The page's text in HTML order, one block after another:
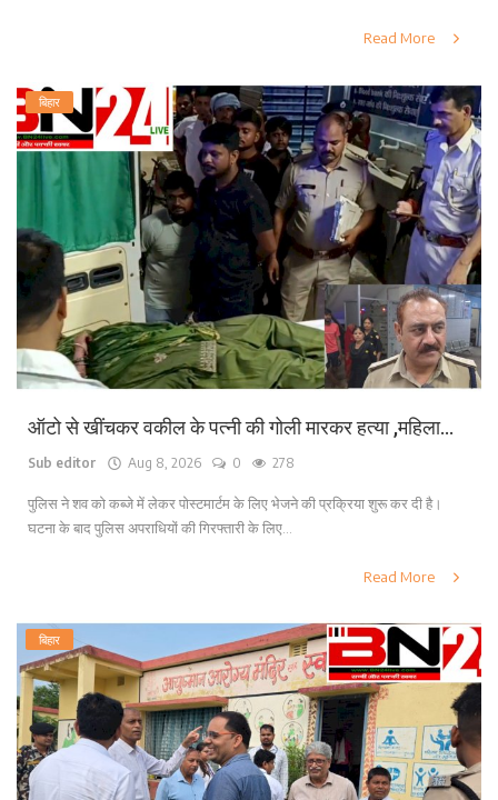
Read More
बिहार
ऑटो से खींचकर वकील के पत्नी की गोली मारकर हत्या ,महिला...
Sub editor Aug 8, 2026 0 278
पुलिस ने शव को कब्जे में लेकर पोस्टमार्टम के लिए भेजने की प्रक्रिया शुरू कर दी है।
घटना के बाद पुलिस अपराधियों की गिरफ्तारी के लिए...
Read More
बिहार